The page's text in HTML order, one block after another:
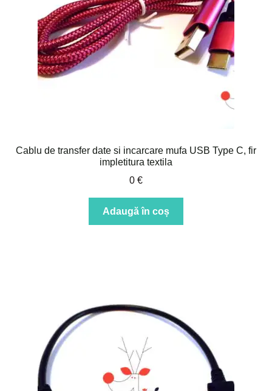
Cablu de transfer date si incarcare mufa USB Type C, fir
impletitura textila
0 €
Adaugă în coș